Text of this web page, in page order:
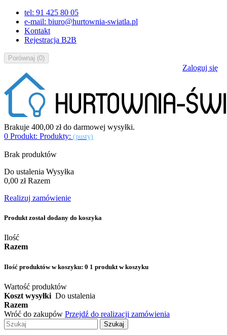
tel: 91 425 80 05
e-mail: biuro@hurtownia-swiatla.pl
Kontakt
Rejestracja B2B
Porównaj (0)
Zaloguj się
Brakuje 400,00 złdo darmowej wysyłki.
0 Produkt: Produkty: (pusty)
Brak produktów
Do ustalenia Wysyłka
0,00 zł Razem
Realizuj zamówienie
Produkt został dodany do koszyka
Ilość
Razem
Ilość produktów w koszyku: 0 1 produkt w koszyku
Wartość produktów
Koszt wysyłki Do ustalenia
Razem
Wróć do zakupów Przejdź do realizacji zamówienia
Szukaj